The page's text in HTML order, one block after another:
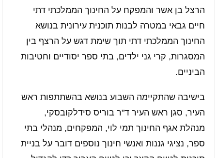
הרצל בן אשר והמפקח על החינוך הממלכתי דתי
חיים גבאי במטרה לבנות תוכנית עירונית בנושא
החינוך הממלכתי דתי תוך שימת דגש על הרצף בין
המסגרות, קרי גני ילדים, בתי ספר יסודיים וחטיבות
הביניים.
בישיבה שהתקיימה השבוע בנושא בהשתתפות ראש
העיר, סגן ראש העיר ד"ר בוריס סידלקובסקי,
מנהלת אגף החינוך תמי לוי, המפקחים, מנהלי בתי
ספר, נציגי גננות ואנשי חינוך נוספים דובר על בניית